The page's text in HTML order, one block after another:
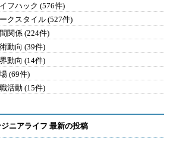
フハック (576件)
クスタイル (527件)
関係 (224件)
動向 (39件)
動向 (14件)
(69件)
活動 (15件)
ジニアライフ 最新の投稿